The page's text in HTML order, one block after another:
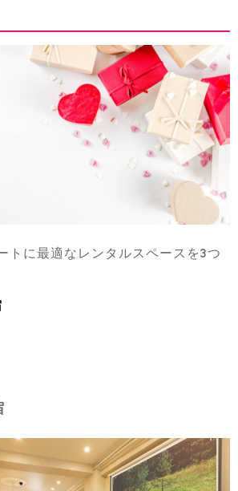
トに最適なレンタルスペースを3つ